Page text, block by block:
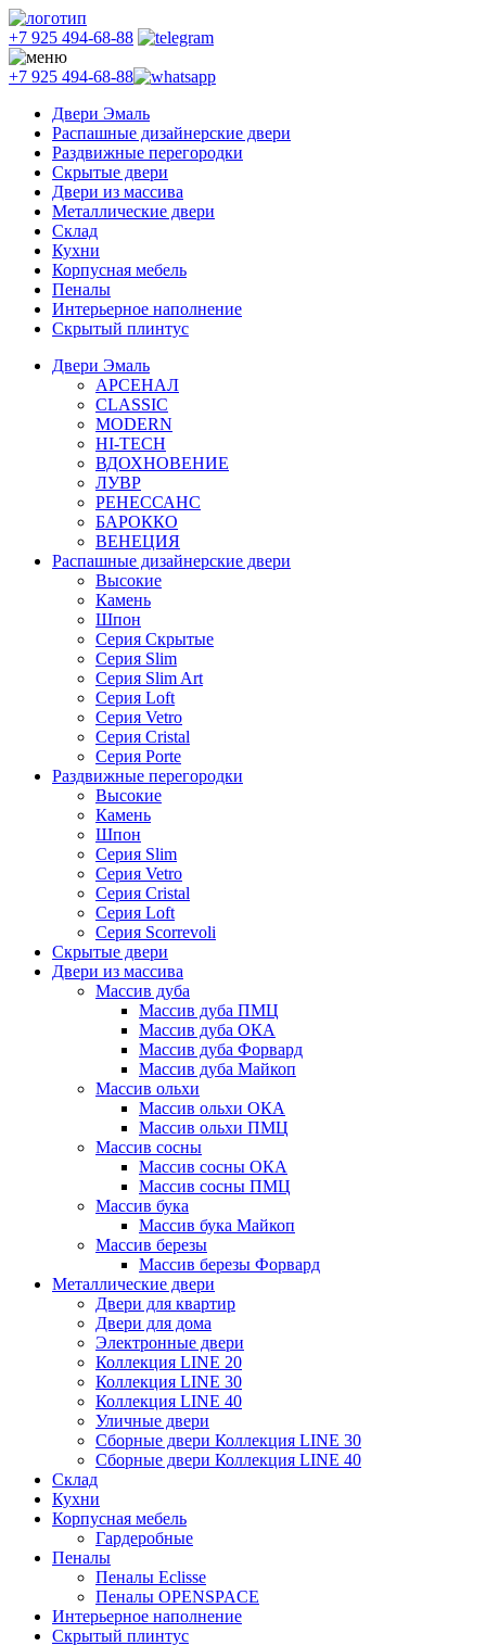
+7 925 494-68-88
+7 925 494-68-88
Двери Эмаль
Распашные дизайнерские двери
Раздвижные перегородки
Скрытые двери
Двери из массива
Металлические двери
Склад
Кухни
Корпусная мебель
Пеналы
Интерьерное наполнение
Скрытый плинтус
Двери Эмаль
АРСЕНАЛ
CLASSIC
MODERN
HI-TECH
ВДОХНОВЕНИЕ
ЛУВР
РЕНЕССАНС
БАРОККО
ВЕНЕЦИЯ
Распашные дизайнерские двери
Высокие
Камень
Шпон
Серия Скрытые
Серия Slim
Серия Slim Art
Серия Loft
Серия Vetro
Серия Cristal
Серия Porte
Раздвижные перегородки
Высокие
Камень
Шпон
Серия Slim
Серия Vetro
Серия Cristal
Серия Loft
Серия Scorrevoli
Скрытые двери
Двери из массива
Массив дуба
Массив дуба ПМЦ
Массив дуба ОКА
Массив дуба Форвард
Массив дуба Майкоп
Массив ольхи
Массив ольхи ОКА
Массив ольхи ПМЦ
Массив сосны
Массив сосны ОКА
Массив сосны ПМЦ
Массив бука
Массив бука Майкоп
Массив березы
Массив березы Форвард
Металлические двери
Двери для квартир
Двери для дома
Электронные двери
Коллекция LINE 20
Коллекция LINE 30
Коллекция LINE 40
Уличные двери
Сборные двери Коллекция LINE 30
Сборные двери Коллекция LINE 40
Склад
Кухни
Корпусная мебель
Гардеробные
Пеналы
Пеналы Eclisse
Пеналы OPENSPACE
Интерьерное наполнение
Скрытый плинтус